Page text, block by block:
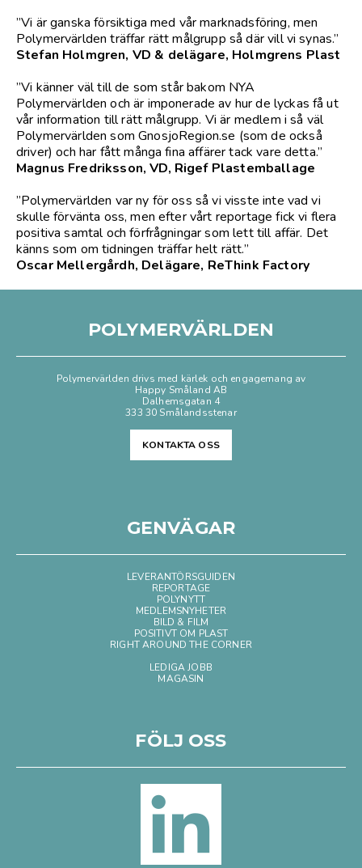
”Vi är ganska försiktiga med vår marknadsföring, men
Polymervärlden träffar rätt målgrupp så där vill vi synas.”
Stefan Holmgren, VD & delägare, Holmgrens Plast
”Vi känner väl till de som står bakom NYA
Polymervärlden och är imponerade av hur de lyckas få ut
vår information till rätt målgrupp. Vi är medlem i så väl
Polymervärlden som GnosjoRegion.se (som de också
driver) och har fått många fina affärer tack vare detta.”
Magnus Fredriksson, VD, Rigef Plastemballage
”Polymervärlden var ny för oss så vi visste inte vad vi
skulle förvänta oss, men efter vårt reportage fick vi flera
positiva samtal och förfrågningar som lett till affär. Det
känns som om tidningen träffar helt rätt.”
Oscar Mellergårdh, Delägare, ReThink Factory
POLYMERVÄRLDEN
Polymervärlden drivs med kärlek och engagemang av
Happy Småland AB
Dalhemsgatan 4
333 30 Smålandsstenar
KONTAKTA OSS
GENVÄGAR
LEVERANTÖRSGUIDEN
REPORTAGE
POLYNYTT
MEDLEMSNYHETER
BILD & FILM
POSITIVT OM PLAST
RIGHT AROUND THE CORNER
LEDIGA JOBB
MAGASIN
FÖLJ OSS